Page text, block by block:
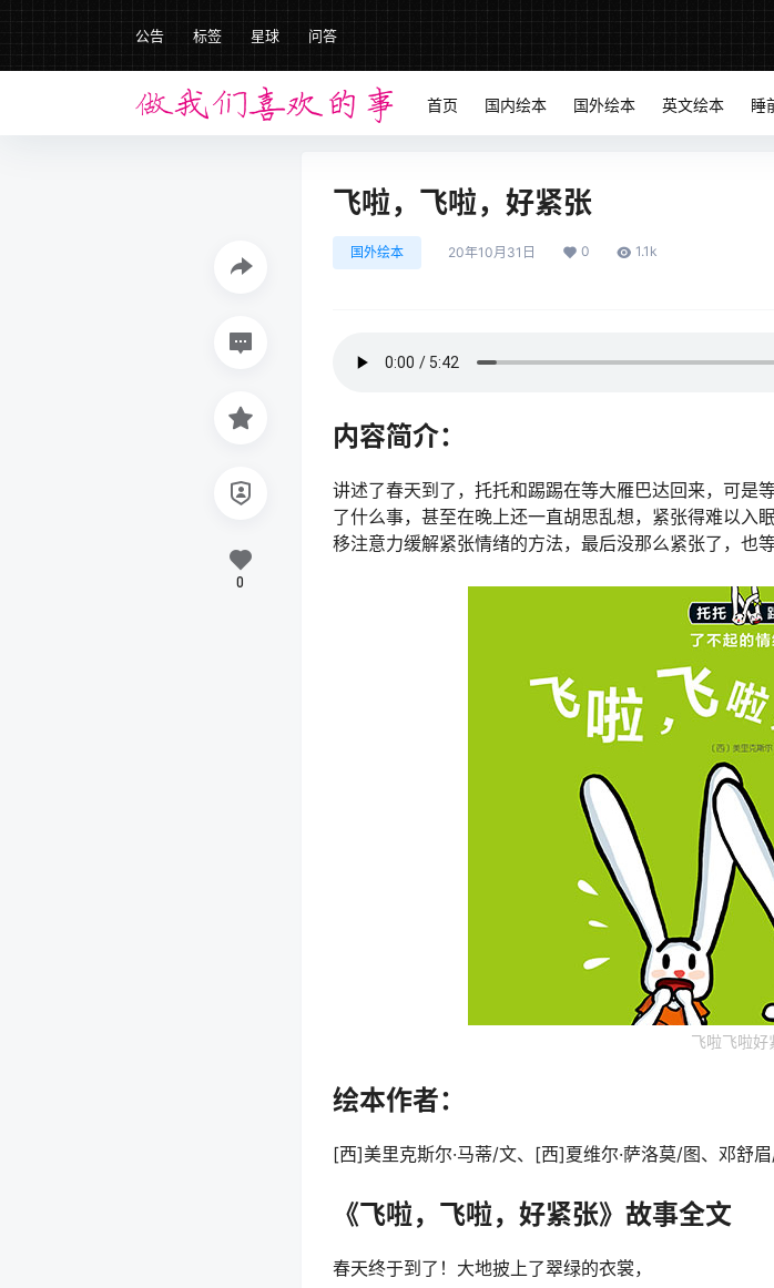
公告 标签 星球 问答
首页 国内绘本 国外绘本 英文绘本 睡
飞啦，飞啦，好紧张
国外绘本 20年10月31日 0 1.1k
内容简介：
讲述了春天到了，托托和踢踢在等大雁巴达回来，可是
了什么事，甚至在晚上还一直胡思乱想，紧张得难以入
移注意力缓解紧张情绪的方法，最后没那么紧张了，也
飞啦飞啦好
绘本作者：
[西]美里克斯尔·马蒂/文、[西]夏维尔·萨洛莫/图、邓舒
《飞啦，飞啦，好紧张》故事全文
春天终于到了！大地披上了翠绿的衣裳，
0